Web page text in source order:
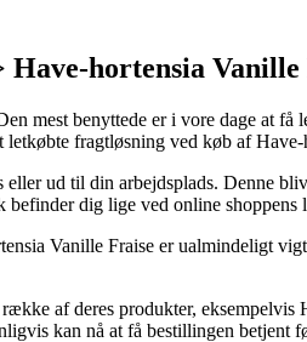
Have-hortensia Vanille
mest benyttede er i vore dage at
fragtløsning ved køb af
ud til din arbejdsplads. Denne
dig lige ved online shoppens
Vanille Fraise er ualmindeligt
af deres produkter,
kan nå at få bestillingen betjent